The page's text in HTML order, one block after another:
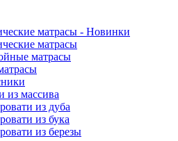
матрасы - Новинки
матрасы
матрасы
из массива
из дуба
из бука
из березы